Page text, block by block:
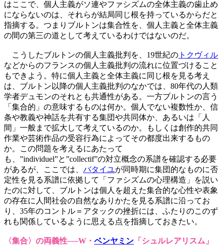
はここで、個人主義がソ連やファシズムの全体主義の歯止め
にならないのは、それらが結局同じ根を持っているからだと
指摘する。つまりブルトンは集合性を、個人主義と全体主義
の間の第三の道として考えているわけではないのだ。
こうしたブルトンの個人主義批判を、19世紀の トクヴィル
などからのフランスの個人主義批判の流れに位置づけること
もできよう。特に個人主義と全体主義に同じ根を見る考え
は、ブルトン以降の個人主義批判のなかでは、80年代の人類
学者デュモンのそれとも共通性がある。一方ブルトンの言う
「集合的」の意味するものは何か。個人でない複数性か、信
条や教義や神話を共有する集団や共同体か、あるいは「人
間」一般まで拡大して考えているのか。もしくは創作的共同
作業や芸術作品の受容行為によってその都度出来するもの
か。この問題を考えるにあたって
も、”individuel”と”collectif”の対立概念の系譜を確認する必要
があるが、ここでは、 バタイユが同時期に集団的なものに否
定性を見る系譜に依拠して「ファシズムの心理構造」を説い
たのに対して、ブルトンは個人を超えた集合的な心性や表象
の存在に人間社会の自然なありかたを見る系譜に沿ってお
り、35年のコントル＝アタックの挫折には、ふたりのこのず
れも関係しているように思える点を指摘しておきたい。
〈集合〉の両義性──W・ ベンヤミン 「シュルレアリスム」